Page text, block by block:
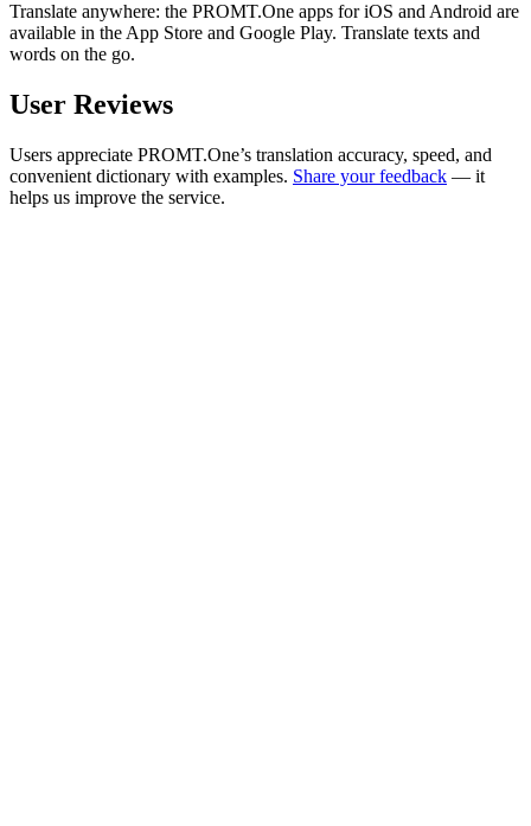
Translate anywhere: the PROMT.One apps for iOS and Android are
available in the App Store and Google Play. Translate texts and
words on the go.
User Reviews
Users appreciate PROMT.One’s translation accuracy, speed, and
convenient dictionary with examples. Share your feedback — it
helps us improve the service.